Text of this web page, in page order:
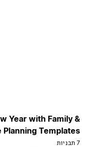
Year with Family &
Planning Templates
7 תבניות